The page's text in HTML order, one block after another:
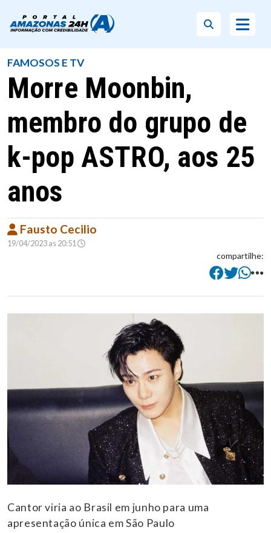
FAMOSOS E TV
Morre Moonbin,
membro do grupo de
k-pop ASTRO, aos 25
anos
Fausto Cecilio
19/04/2023 as 20:51
compartilhe:
Cantor viria ao Brasil em junho para uma
apresentação única em São Paulo